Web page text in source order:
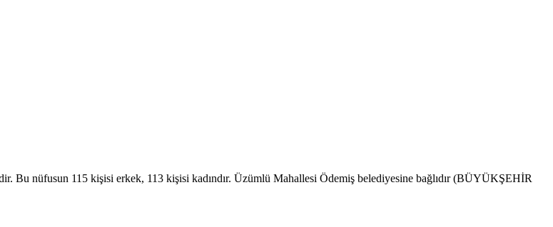
nüfusun 115 kişisi erkek, 113 kişisi kadındır. Üzümlü Mahallesi Ödemiş belediyesine bağlıdır (BÜYÜKŞEHİR